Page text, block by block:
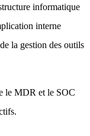
informatique
interne
la gestion des outils
le MDR et le SOC